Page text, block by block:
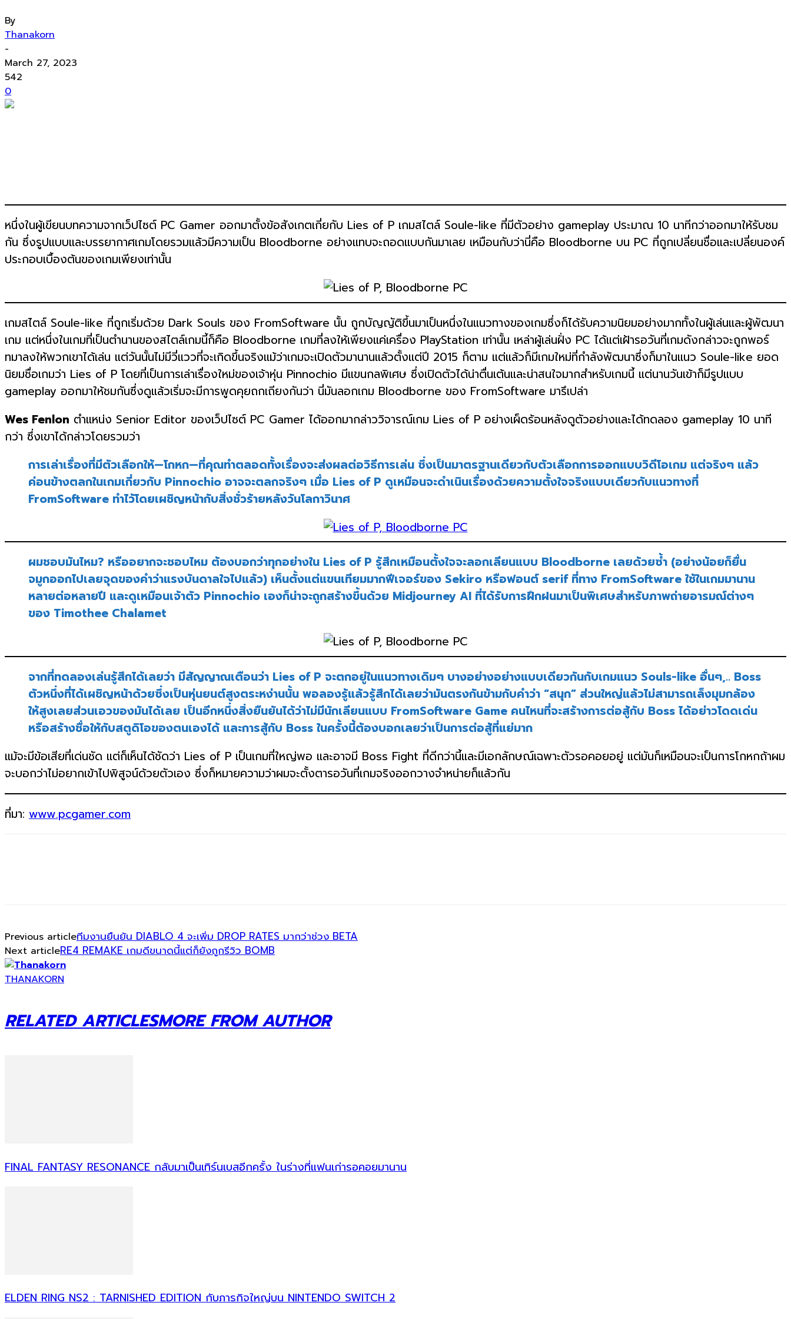
By
Thanakorn
-
March 27, 2023
542
0
หนึ่งในผู้เขียนบทความจากเว็ปไซต์ PC Gamer ออกมาตั้งข้อสังเกตเกี่ยกับ Lies of P เกมสไตล์ Soule-like ที่มีตัวอย่าง gameplay ประมาณ 10 นาทีกว่าออกมาให้รับชม
กัน ซึ่งรูปแบบและบรรยากาศเกมโดยรวมแล้วมีความเป็น Bloodborne อย่างแทบจะถอดแบบกันมาเลย เหมือนกับว่านี่คือ Bloodborne บน PC ที่ถูกเปลี่ยนชื่อและเปลี่ยนองค์
ประกอบเบื้องต้นของเกมเพียงเท่านั้น
เกมสไตล์ Soule-like ที่ถูกเริ่มด้วย Dark Souls ของ FromSoftware นั้น ถูกบัญญัติขึ้นมาเป็นหนึ่งในแนวทางของเกมซึ่งก็ได้รับความนิยมอย่างมากทั้งในผู้เล่นและผู้พัฒนา
เกม แต่หนึ่งในเกมที่เป็นตำนานของสไตล์เกมนี้ก็คือ Bloodborne เกมที่ลงให้เพียงแค่เครื่อง PlayStation เท่านั้น เหล่าผู้เล่นฝั่ง PC ได้แต่เฝ้ารอวันที่เกมดังกล่าวจะถูกพอร์
ทมาลงให้พวกเขาได้เล่น แต่วันนั้นไม่มีวี่แววที่จะเกิดขึ้นจริงแม้ว่าเกมจะเปิดตัวมานานแล้วตั้งแต่ปี 2015 ก็ตาม แต่แล้วก็มีเกมใหม่ที่กำลังพัฒนาซึ่งก็มาในแนว Soule-like ยอด
นิยมชื่อเกมว่า Lies of P โดยที่เป็นการเล่าเรื่องใหม่ของเจ้าหุ่น Pinnochio มีแขนกลพิเศษ ซึ่งเปิดตัวได้น่าตื่นเต้นและน่าสนใจมากสำหรับเกมนี้ แต่นานวันเข้าก็มีรูปแบบ
gameplay ออกมาให้ชมกันซึ่งดูแล้วเริ่มจะมีการพูดคุยถกเถียงกันว่า นี่มันลอกเกม Bloodborne ของ FromSoftware มารึเปล่า
Wes Fenlon ตำแหน่ง Senior Editor ของเว็ปไซต์ PC Gamer ได้ออกมากล่าววิจารณ์เกม Lies of P อย่างเผ็ดร้อนหลังดูตัวอย่างและได้ทดลอง gameplay 10 นาที
กว่า ซึ่งเขาได้กล่าวโดยรวมว่า
การเล่าเรื่องที่มีตัวเลือกให้—โกหก—ที่คุณทำตลอดทั้งเรื่องจะส่งผลต่อวิธีการเล่น ซึ่งเป็นมาตรฐานเดียวกับตัวเลือกการออกแบบวิดีโอเกม แต่จริงๆ แล้ว
ค่อนข้างตลกในเกมเกี่ยวกับ Pinnochio อาจจะตลกจริงๆ เมื่อ Lies of P ดูเหมือนจะดำเนินเรื่องด้วยความตั้งใจจริงแบบเดียวกับแนวทางที่
FromSoftware ทำไว้โดยเผชิญหน้ากับสิ่งชั่วร้ายหลังวันโลกาวินาศ
ผมชอบมันไหม? หรืออยากจะชอบไหม ต้องบอกว่าทุกอย่างใน Lies of P รู้สึกเหมือนตั้งใจจะลอกเลียนแบบ Bloodborne เลยด้วยซ้ำ (อย่างน้อยก็ยื่น
จมูกออกไปเลยจุดของคำว่าแรงบันดาลใจไปแล้ว) เห็นตั้งแต่แขนเทียมมากฟีเจอร์ของ Sekiro หรือฟอนต์ serif ที่ทาง FromSoftware ใช้ในเกมมานาน
หลายต่อหลายปี และดูเหมือนเจ้าตัว Pinnochio เองก็น่าจะถูกสร้างขึ้นด้วย Midjourney AI ที่ได้รับการฝึกฝนมาเป็นพิเศษสำหรับภาพถ่ายอารมณ์ต่างๆ
ของ Timothee Chalamet
จากที่ทดลองเล่นรู้สึกได้เลยว่า มีสัญญาณเตือนว่า Lies of P จะตกอยู่ในแนวทางเดิมๆ บางอย่างอย่างแบบเดียวกันกับเกมแนว Souls-like อื่นๆ,.. Boss
ตัวหนึ่งที่ได้เผชิญหน้าด้วยซึ่งเป็นหุ่นยนต์สูงตระหง่านนั้น พอลองรู้แล้วรู้สึกได้เลยว่ามันตรงกันข้ามกับคำว่า “สนุก” ส่วนใหญ่แล้วไม่สามารถเล็งมุมกล้อง
ให้สูงเลยส่วนเอวของมันได้เลย เป็นอีกหนึ่งสิ่งยืนยันได้ว่าไม่มีนักเลียนแบบ FromSoftware Game คนไหนที่จะสร้างการต่อสู้กับ Boss ได้อย่าวโดดเด่น
หรือสร้างชื่อให้กับสตูดิโอของตนเองได้ และการสู้กับ Boss ในครั้งนี้ต้องบอกเลยว่าเป็นการต่อสู้ที่แย่มาก
แม้จะมีข้อเสียที่เด่นชัด แต่ก็เห็นได้ชัดว่า Lies of P เป็นเกมที่ใหญ่พอ และอาจมี Boss Fight ที่ดีกว่านี้และมีเอกลักษณ์เฉพาะตัวรอคอยอยู่ แต่มันก็เหมือนจะเป็นการโกหกถ้าผม
จะบอกว่าไม่อยากเข้าไปพิสูจน์ด้วยตัวเอง ซึ่งก็หมายความว่าผมจะตั้งตารอวันที่เกมจริงออกวางจำหน่ายก็แล้วกัน
ที่มา: www.pcgamer.com
Previous articleทีมงานยืนยัน DIABLO 4 จะเพิ่ม DROP RATES มากว่าช่วง BETA
Next articleRE4 REMAKE เกมดีขนาดนี้แต่ก็ยังถูกรีวิว BOMB
THANAKORN
RELATED ARTICLESMORE FROM AUTHOR
FINAL FANTASY RESONANCE กลับมาเป็นเทิร์นเบสอีกครั้ง ในร่างที่แฟนเก่ารอคอยมานาน
ELDEN RING NS2 : TARNISHED EDITION กับภารกิจใหญ่บน NINTENDO SWITCH 2